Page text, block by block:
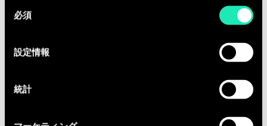
必須
設定情報
統計
Conception de e-learnings Achats
Coaching Category Managers
Innovation
Automation
, Intelligence Artificielle :
Dans cette dynamique du Consulting
4.0, vous aurez l’opportunité de
travailler de concert avec nos Data